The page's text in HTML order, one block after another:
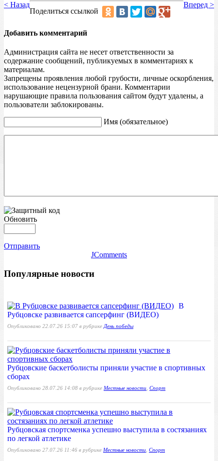
< Назад
Вперед >
Поделиться ссылкой
Добавить комментарий
Администрация сайта не несет ответственности за
содержание сообщений, публикуемых в комментариях к
материалам.
Запрещены проявления любой грубости, личные оскорбления,
использование нецензурной брани. Комментарии
нарушающие правила пользования сайтом будут удалены, а
пользователи заблокированы.
Имя (обязательное)
Обновить
Отправить
JComments
Популярные новости
В
Рубцовске развивается сапсерфинг (ВИДЕО)
Опубликовано 22.07.26 15:07 в рубрике День победы
Рубцовские баскетболисты приняли участие в спортивных
сборах
Опубликовано 28.07.26 14:08 в рубрике Местные новости Спорт
Рубцовская спортсменка успешно выступила в состязаниях
по легкой атлетике
Опубликовано 27.07.26 11:46 в рубрике Местные новости Спорт